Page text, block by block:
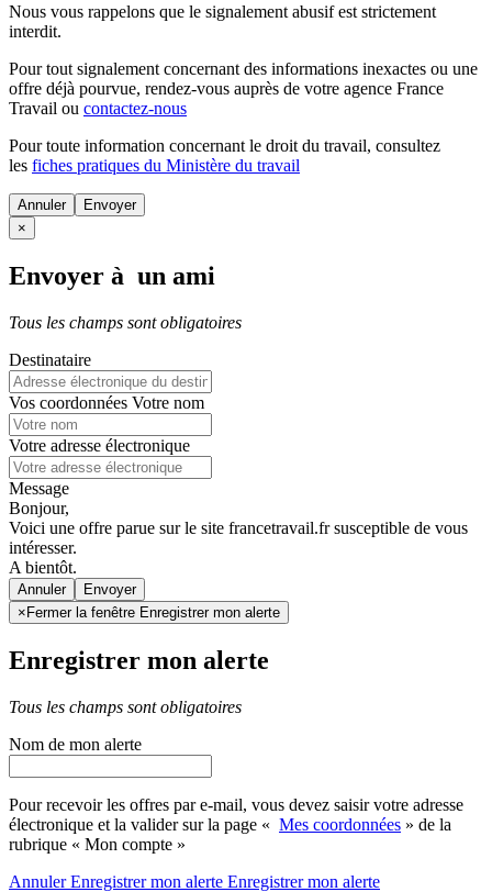
Nous vous rappelons que le signalement abusif est strictement
interdit.
Pour tout signalement concernant des informations inexactes ou une
offre déjà pourvue, rendez-vous auprès de votre agence France
Travail ou contactez-nous
Pour toute information concernant le droit du travail, consultez
les fiches pratiques du Ministère du travail
Annuler
×
Envoyer à un ami
Tous les champs sont obligatoires
Destinataire
Vos coordonnées Votre nom
Votre adresse électronique
Message
Bonjour,
Voici une offre parue sur le site francetravail.fr susceptible de vous
intéresser.
A bientôt.
Annuler
× Fermer la fenêtre Enregistrer mon alerte
Enregistrer mon alerte
Tous les champs sont obligatoires
Nom de mon alerte
Pour recevoir les offres par e-mail, vous devez saisir votre adresse
électronique et la valider sur la page « Mes coordonnées » de la
rubrique « Mon compte »
AnnulerEnregistrer mon alerte Enregistrermon alerte